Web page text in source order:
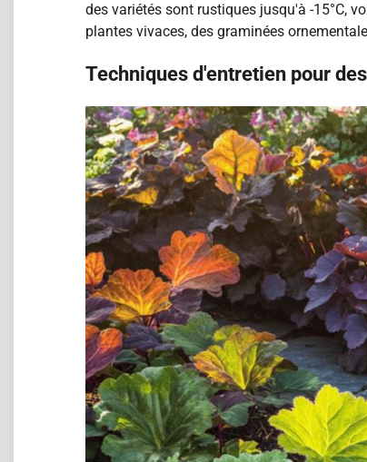
des variétés sont rustiques jusqu'à -15°C,
plantes vivaces, des graminées
Techniques d'entretien pour